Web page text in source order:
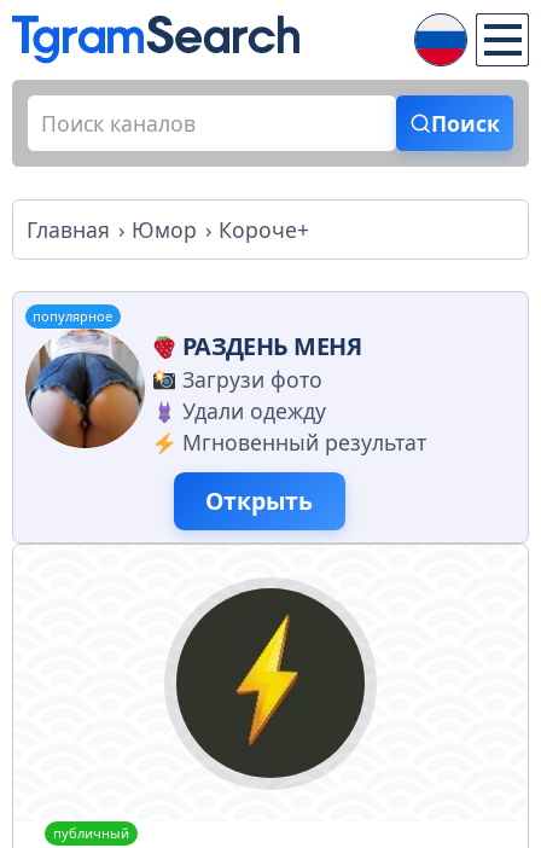
Поиск
Главная Юмор Короче+
популярное
РАЗДЕНЬ МЕНЯ
Загрузи фото
Удали одежду
Мгновенный результат
Открыть
публичный